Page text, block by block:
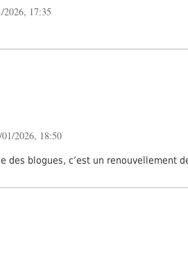
2026, 17:35
2026, 18:50
des blogues, c’est un